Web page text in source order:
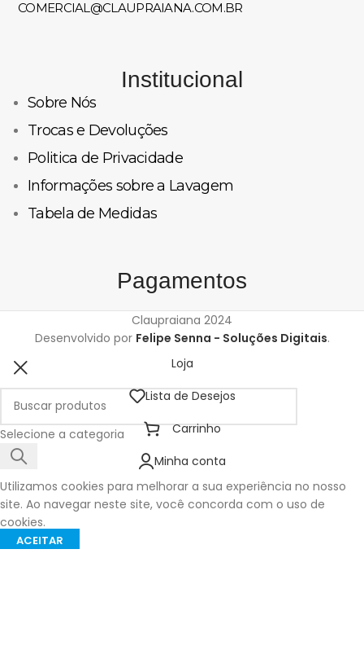
COMERCIAL@CLAUPRAIANA.COM.BR
Institucional
Sobre Nós
Trocas e Devoluções
Politica de Privacidade
Informações sobre a Lavagem
Tabela de Medidas
Pagamentos
Claupraiana 2024
Desenvolvido por Felipe Senna - Soluções Digitais.
Selecione a categoria
Loja
Lista de Desejos
Carrinho
Minha conta
Utilizamos cookies para melhorar a sua experiência no nosso
site. Ao navegar neste site, você concorda com o uso de
cookies.
ACEITAR